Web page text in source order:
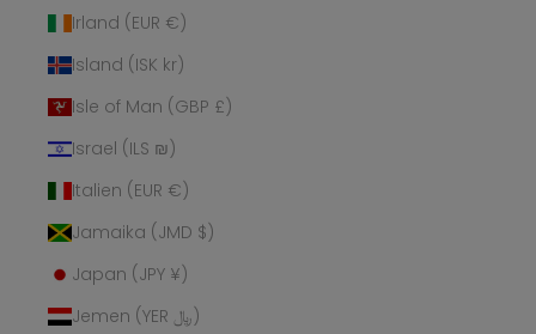
Irland (EUR €)
Island (ISK kr)
Isle of Man (GBP £)
Israel (ILS ₪)
Italien (EUR €)
Jamaika (JMD $)
Japan (JPY ¥)
Jemen (YER ﷼)